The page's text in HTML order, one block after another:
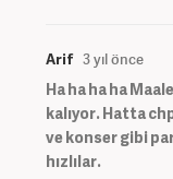
Arif 3 yıl önce
Ha ha ha ha
kalıyor. Hatta
ve konser gibi
hızlılar.